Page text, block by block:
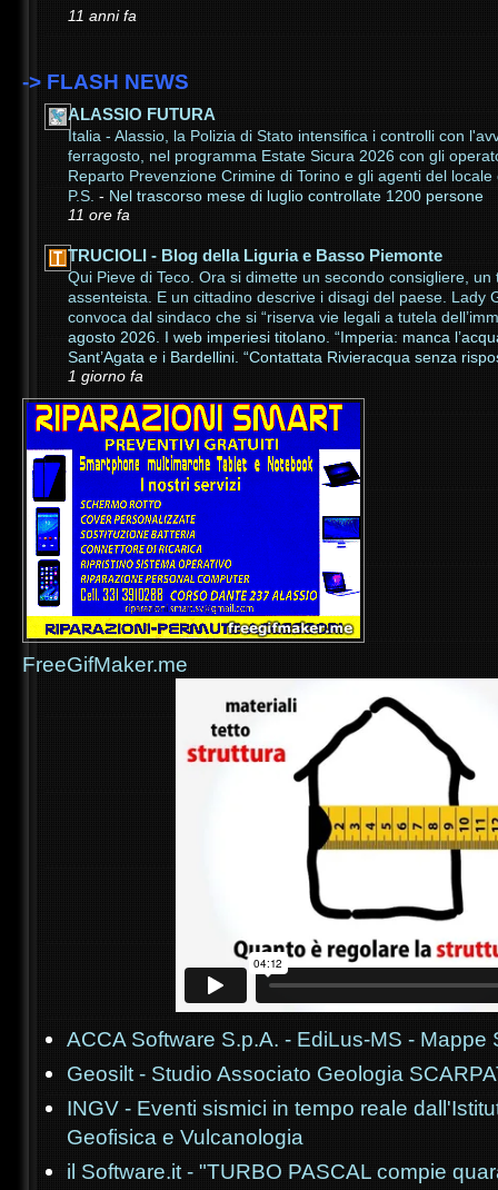
11 anni fa
-> FLASH NEWS
ALASSIO FUTURA
Italia - Alassio, la Polizia di Stato intensifica i controlli con
ferragosto, nel programma Estate Sicura 2026 con gli
Reparto Prevenzione Crimine di Torino e gli agenti del
P.S. - Nel trascorso mese di luglio controllate 1200 persone
11 ore fa
TRUCIOLI - Blog della Liguria e Basso Piemonte
Qui Pieve di Teco. Ora si dimette un secondo consigliere, un
assenteista. E un cittadino descrive i disagi del paese. Lady
convoca dal sindaco che si “riserva vie legali a tutela
agosto 2026. I web imperiesi titolano. “Imperia: manca
Sant’Agata e i Bardellini. “Contattata Rivieracqua senza
1 giorno fa
FreeGifMaker.me
ACCA Software S.p.A. - EdiLus-MS - Mappe
Geosilt - Studio Associato Geologia
INGV - Eventi sismici in tempo reale
Geofisica e Vulcanologia
il Software.it - "TURBO PASCAL compie